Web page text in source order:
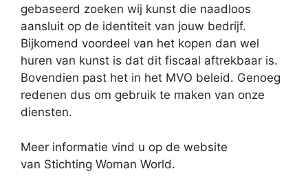
gebaseerd zoeken wij kunst die naadloos
aansluit op de identiteit van jouw bedrijf.
Bijkomend voordeel van het kopen dan wel
huren van kunst is dat dit fiscaal aftrekbaar is.
Bovendien past het in het MVO beleid. Genoeg
redenen dus om gebruik te maken van onze
diensten.
Meer informatie vind u op de website
van Stichting Woman World.